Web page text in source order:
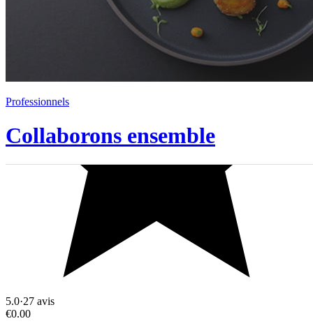
Professionnels
Collaborons ensemble
5.0·27 avis
€0.00